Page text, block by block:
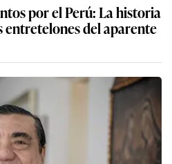
por el Perú: La historia
entretelones del aparente